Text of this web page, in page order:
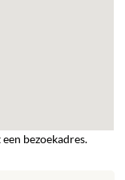
bezoekadres.